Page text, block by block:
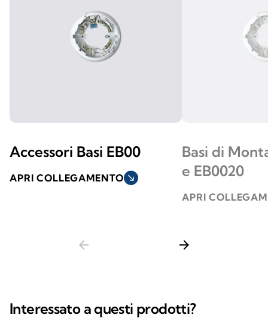
Accessori Basi EB00
APRI COLLEGAMENTO south_east
Basi di
e EB0020
APRI
arrow_back arrow_forward
Interessato a questi prodotti?